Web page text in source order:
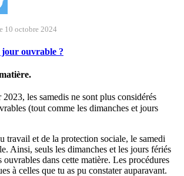
10 octobre 2024
jour ouvrable ?
les samedis ne sont plus considérés
(tout comme les dimanches et jours
travail et de la protection sociale, le samedi
Ainsi, seuls les dimanches et les jours fériés
ouvrables dans cette matière. Les procédures
à celles que tu as pu constater auparavant.